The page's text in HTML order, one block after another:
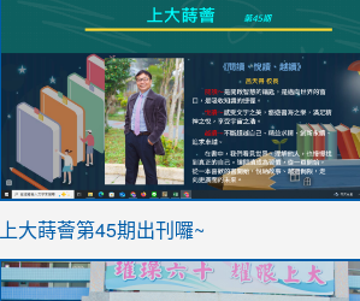
ink
https://sites.google.com/stes.tyc.edu.tw/
link
https://sites.google.com/stes.tyc.edu.tw/
上大蒔薈第45期出刊囉~